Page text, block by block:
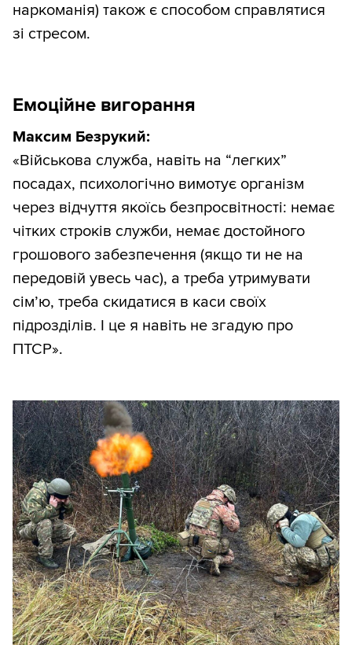
наркоманія) також є способом справлятися
зі стресом.
Емоційне вигорання
Максим Безрукий:
«Військова служба, навіть на “легких”
посадах, психологічно вимотує організм
через відчуття якоїсь безпросвітності: немає
чітких строків служби, немає достойного
грошового забезпечення (якщо ти не на
передовій увесь час), а треба утримувати
сім’ю, треба скидатися в каси своїх
підрозділів. І це я навіть не згадую про
ПТСР».